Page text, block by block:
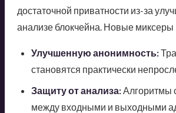
достаточной приватности из-за
анализе блокчейна. Новые миксеры
Улучшенную анонимность:
становятся практически
Защиту от анализа:Алгоритмы
между входными и выходными